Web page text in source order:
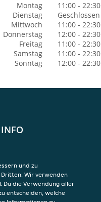
Montag
11:00 - 22:30
Dienstag
Geschlossen
Mittwoch
11:00 - 22:30
Donnerstag
12:00 - 22:30
Freitag
11:00 - 22:30
Samstag
11:00 - 22:30
Sonntag
12:00 - 22:30
INFO
Impressum
und zu
Wir verwenden
Du die Verwendung aller
entscheiden, welche